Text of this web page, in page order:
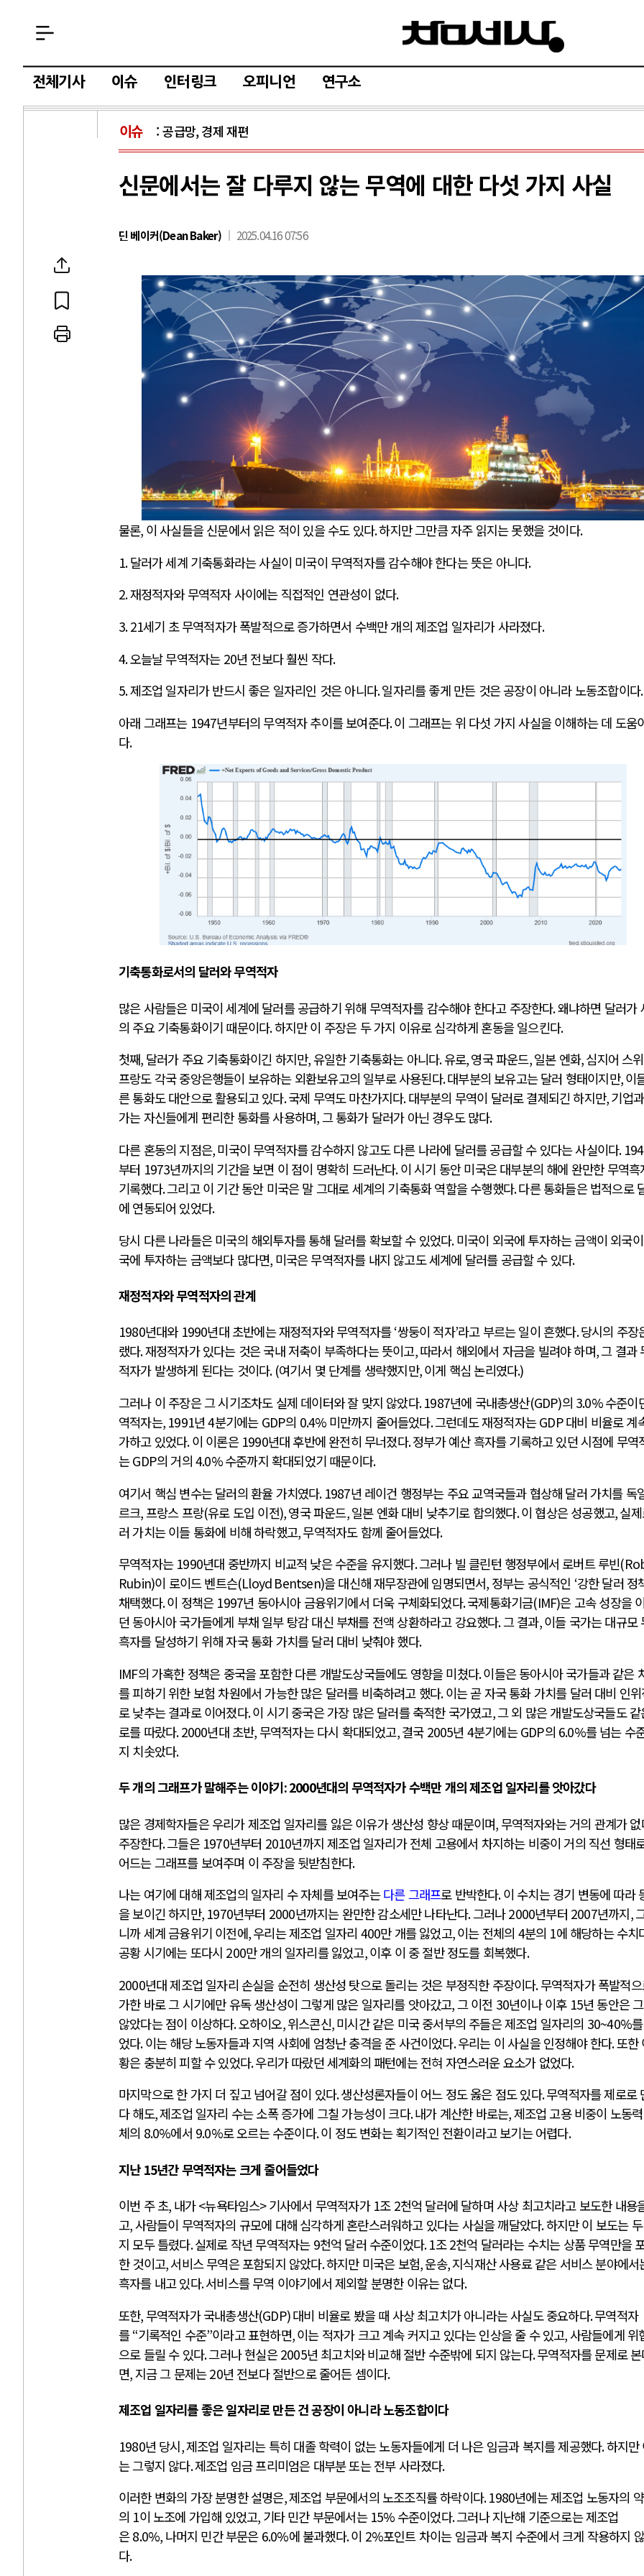
전체기사 이슈 인터링크 오피니언 연구소
이슈 공급망, 경제 재편
신문에서는 잘 다루지 않는 무역에 대한 다섯 가지 사실
딘 베이커(Dean Baker) 2025.04.16 07:56
물론, 이 사실들을 신문에서 읽은 적이 있을 수도 있다.하지만 그만큼 자주 읽지는 못했을 것이다.
1.달러가 세계 기축통화라는 사실이 미국이 무역적자를 감수해야 한다는 뜻은 아니다.
2.재정적자와 무역적자 사이에는 직접적인 연관성이 없다.
3. 21세기 초 무역적자가 폭발적으로 증가하면서 수백만 개의 제조업 일자리가 사라졌다.
4.오늘날 무역적자는 20년 전보다 훨씬 작다.
5.제조업 일자리가 반드시 좋은 일자리인 것은 아니다.일자리를 좋게 만든 것은 공장이 아니라 노동조합이다.
아래 그래프는 1947년부터의 무역적자 추이를 보여준다.이 그래프는 위 다섯 가지 사실을 이해하는 데 도움
다.
기축통화로서의 달러와 무역적자
많은 사람들은 미국이 세계에 달러를 공급하기 위해 무역적자를 감수해야 한다고 주장한다.왜냐하면 달러가
의 주요 기축통화이기 때문이다.하지만 이 주장은 두 가지 이유로 심각하게 혼동을 일으킨다.
첫째, 달러가 주요 기축통화이긴 하지만,유일한 기축통화는 아니다.유로,영국 파운드,일본 엔화,심지어 스
프랑도 각국 중앙은행들이 보유하는 외환보유고의 일부로 사용된다.대부분의 보유고는 달러 형태이지만,이
른 통화도 대안으로 활용되고 있다.국제 무역도 마찬가지다.대부분의 무역이 달러로 결제되긴 하지만,기업
가는 자신들에게 편리한 통화를 사용하며,그 통화가 달러가 아닌 경우도 많다.
다른 혼동의 지점은,미국이 무역적자를 감수하지 않고도 다른 나라에 달러를 공급할 수 있다는 사실이다.
부터 1973년까지의 기간을 보면 이 점이 명확히 드러난다.이 시기 동안 미국은 대부분의 해에 완만한 무역흑
기록했다.그리고 이 기간 동안 미국은 말 그대로 세계의 기축통화 역할을 수행했다.다른 통화들은 법적으로
에 연동되어 있었다.
당시 다른 나라들은 미국의 해외투자를 통해 달러를 확보할 수 있었다.미국이 외국에 투자하는 금액이 외국
국에 투자하는 금액보다 많다면, 미국은 무역적자를 내지 않고도 세계에 달러를 공급할 수 있다.
재정적자와 무역적자의 관계
1980년대와 1990년대 초반에는 재정적자와 무역적자를‘쌍둥이 적자’라고 부르는 일이 흔했다.당시의 주장
랬다.재정적자가 있다는 것은 국내 저축이 부족하다는 뜻이고,따라서 해외에서 자금을 빌려야 하며,그 결과
적자가 발생하게 된다는 것이다. (여기서 몇 단계를 생략했지만,이게 핵심 논리였다.)
그러나 이 주장은 그 시기조차도 실제 데이터와 잘 맞지 않았다. 1987년에 국내총생산(GDP)의 3.0%수준이
역적자는, 1991년4분기에는 GDP의 0.4% 미만까지 줄어들었다.그런데도 재정적자는GDP대비 비율로 계
가하고 있었다.이 이론은 1990년대 후반에 완전히 무너졌다.정부가 예산 흑자를 기록하고 있던 시점에 무역
는GDP의 거의4.0%수준까지 확대되었기 때문이다.
여기서 핵심 변수는 달러의 환율 가치였다. 1987년 레이건 행정부는 주요 교역국들과 협상해 달러 가치를 독
르크,프랑스 프랑(유로 도입 이전),영국 파운드,일본 엔화 대비 낮추기로 합의했다.이 협상은 성공했고,실
러 가치는 이들 통화에 비해 하락했고,무역적자도 함께 줄어들었다.
무역적자는 1990년대 중반까지 비교적 낮은 수준을 유지했다.그러나 빌 클린턴 행정부에서 로버트 루빈
Rubin)이 로이드 벤트슨(Lloyd Bentsen)을 대신해 재무장관에 임명되면서, 정부는 공식적인 ‘강한 달러 정
채택했다.이 정책은 1997년 동아시아 금융위기에서 더욱 구체화되었다.국제통화기금(IMF)은 고속 성장을
던 동아시아 국가들에게 부채 일부 탕감 대신 부채를 전액 상환하라고 강요했다.그 결과,이들 국가는 대규모
흑자를 달성하기 위해 자국 통화 가치를 달러 대비 낮춰야 했다.
IMF의 가혹한 정책은 중국을 포함한 다른 개발도상국들에도 영향을 미쳤다.이들은 동아시아 국가들과 같은
를 피하기 위한 보험 차원에서 가능한 많은 달러를 비축하려고 했다.이는 곧 자국 통화 가치를 달러 대비 인
로 낮추는 결과로 이어졌다.이 시기 중국은 가장 많은 달러를 축적한 국가였고,그 외 많은 개발도상국들도
로를 따랐다. 2000년대 초반, 무역적자는 다시 확대되었고,결국 2005년 4분기에는GDP의 6.0%를 넘는 수
지 치솟았다.
두 개의 그래프가 말해주는 이야기: 2000년대의 무역적자가 수백만 개의 제조업 일자리를 앗아갔다
많은 경제학자들은 우리가 제조업 일자리를 잃은 이유가 생산성 향상 때문이며, 무역적자와는 거의 관계가
주장한다.그들은 1970년부터 2010년까지 제조업 일자리가 전체 고용에서 차지하는 비중이 거의 직선 형태
어드는 그래프를 보여주며 이 주장을 뒷받침한다.
나는 여기에 대해 제조업의 일자리 수 자체를 보여주는다른 그래프로 반박한다.이 수치는 경기 변동에 따라
을 보이긴 하지만, 1970년부터 2000년까지는 완만한 감소세만 나타난다.그러나2000년부터 2007년까지,
니까 세계 금융위기 이전에,우리는 제조업 일자리 400만 개를 잃었고,이는 전체의 4분의 1에 해당하는 수치
공황 시기에는 또다시 200만 개의 일자리를 잃었고,이후 이 중 절반 정도를 회복했다.
2000년대 제조업 일자리 손실을 순전히 생산성 탓으로 돌리는 것은 부정직한 주장이다.무역적자가 폭발적
가한 바로 그 시기에만 유독 생산성이 그렇게 많은 일자리를 앗아갔고,그 이전 30년이나 이후 15년 동안은
않았다는 점이 이상하다.오하이오,위스콘신,미시간 같은 미국 중서부의 주들은 제조업 일자리의 30~40%
었다.이는 해당 노동자들과 지역 사회에 엄청난 충격을 준 사건이었다.우리는 이 사실을 인정해야 한다.또한
황은 충분히 피할 수 있었다.우리가 따랐던 세계화의 패턴에는 전혀 자연스러운 요소가 없었다.
마지막으로 한 가지 더 짚고 넘어갈 점이 있다.생산성론자들이 어느 정도 옳은 점도 있다.무역적자를 제로로
다 해도,제조업 일자리 수는 소폭 증가에 그칠 가능성이 크다.내가 계산한 바로는,제조업 고용 비중이 노동
체의 8.0%에서 9.0%로 오르는 수준이다.이 정도 변화는 획기적인 전환이라고 보기는 어렵다.
지난 15년간 무역적자는 크게 줄어들었다
이번 주 초, 내가 <뉴욕타임스>기사에서 무역적자가 1조 2천억 달러에 달하며 사상 최고치라고 보도한 내용
고,사람들이 무역적자의 규모에 대해 심각하게 혼란스러워하고 있다는 사실을 깨달았다.하지만 이 보도는
지 모두 틀렸다.실제로 작년 무역적자는 9천억 달러 수준이었다. 1조2천억 달러라는 수치는 상품 무역만을
한 것이고,서비스 무역은 포함되지 않았다.하지만 미국은 보험,운송,지식재산 사용료 같은 서비스 분야에서
흑자를 내고 있다.서비스를 무역 이야기에서 제외할 분명한 이유는 없다.
또한, 무역적자가 국내총생산(GDP)대비 비율로 봤을 때 사상 최고치가 아니라는 사실도 중요하다.무역적자
를“기록적인 수준”이라고 표현하면,이는 적자가 크고 계속 커지고 있다는 인상을 줄 수 있고,사람들에게 위
으로 들릴 수 있다.그러나 현실은2005년 최고치와 비교해 절반 수준밖에 되지 않는다.무역적자를 문제로
면, 지금 그 문제는20년 전보다 절반으로 줄어든 셈이다.
제조업 일자리를 좋은 일자리로 만든 건 공장이 아니라 노동조합이다
1980년 당시,제조업 일자리는 특히 대졸 학력이 없는 노동자들에게 더 나은 임금과 복지를 제공했다.하지만
는 그렇지 않다.제조업 임금 프리미엄은 대부분 또는 전부 사라졌다.
이러한 변화의 가장 분명한 설명은,제조업 부문에서의 노조조직률 하락이다. 1980년에는 제조업 노동자의
의 1이 노조에 가입해 있었고, 기타 민간 부문에서는 15% 수준이었다.그러나 지난해 기준으로는 제조업
은8.0%, 나머지 민간 부문은 6.0%에 불과했다.이 2%포인트 차이는 임금과 복지 수준에서 크게 작용하지
다.
AI 국부펀드 구상 놓고 미국 진보진영 ..
AI 데이터센터 반대 투쟁은 새로운 글로..
AI의 숨은 환경 비용: 데이터센터 확산..
AI는 어떻게 미국 민주주의를 잠식하고 ..
러시아-우크라이나 전쟁
전쟁의 추상화: 우크라이나, 대리전의 역..
EU·우크라이나 드론 협력 직후, 러시아..
나토, 우크라 군사지원 2027년까지 공..
우크라이나, 덴마크, 에스토니아, 네덜란..
러·우크라, 대규모 공습 주고받아…민간 ..
호르무즈 해협 통
이란, 호르무즈 해
트럼프, 이란 압박
하마스, 가자 통치